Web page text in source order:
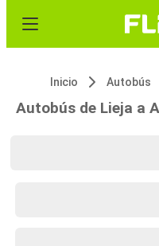
Inicio Autobús
Autobús de Lieja a